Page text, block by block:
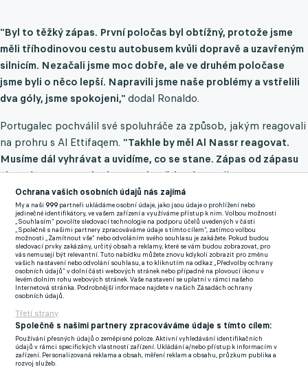
"Byl to těžký zápas. První poločas byl obtížný, protože jsme
měli tříhodinovou cestu autobusem kvůli dopravě a uzavřeným
silnicím. Nezačali jsme moc dobře, ale ve druhém poločase
jsme byli o něco lepší. Napravili jsme naše problémy a vstřelili
dva góly, jsme spokojeni," dodal Ronaldo.
Portugalec pochválil své spoluhráče za způsob, jakým reagovali
na prohru s Al Ettifaqem. "Takhle by měl Al Nassr reagovat.
Musíme dál vyhrávat a uvidíme, co se stane. Zápas od zápasu
si musíme znovu vybudovat sebevědomí,"uvedl.
Ochrana vašich osobních údajů nás zajímá
My a naši999 partneři ukládáme osobní údaje, jako jsou údaje o prohlížení nebo
jedinečné identifikátory, ve vašem zařízení a využíváme přístup k nim. Volbou možnosti
„Souhlasím“ povolíte sledovací technologie na podporu účelů uvedených v části
„Společně s našimi partnery zpracováváme údaje s tímto cílem“, zatímco volbou
možnosti „Zamítnout vše“ nebo odvoláním svého souhlasu je zakážete. Pokud budou
sledovací prvky zakázány, určitý obsah a reklamy, které se vám budou zobrazovat, pro
vás nemusejí být relevantní. Tuto nabídku můžete znovu kdykoli zobrazit pro změnu
vašich nastavení nebo odvolání souhlasu, a to kliknutím na odkaz „Předvolby ochrany
osobních údajů“ v dolní části webových stránek nebo případně na plovoucí ikonu v
levém dolním rohu webových stránek. Vaše nastavení se uplatní v rámci našeho
Internetová stránka. Podrobnější informace najdete v našich Zásadách ochrany
osobních údajů.
Třetí strany
Společně s našimi partnery zpracováváme údaje s tímto cílem:
Používání přesných údajů o zeměpisné poloze. Aktivní vyhledávání identifikačních
údajů v rámci specifických vlastností zařízení. Ukládání a/nebo přístup k informacím v
zařízení. Personalizovaná reklama a obsah, měření reklam a obsahu, průzkum publika a
rozvoj služeb.